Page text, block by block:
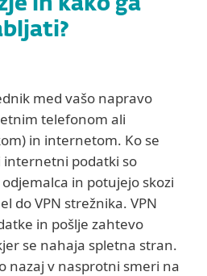
in kako ga
med vašo napravo
telefonom ali
in internetom. Ko se
internetni podatki so
in potujejo skozi
do VPN strežnika. VPN
in pošlje zahtevo
se nahaja spletna stran.
nazaj v nasprotni smeri na